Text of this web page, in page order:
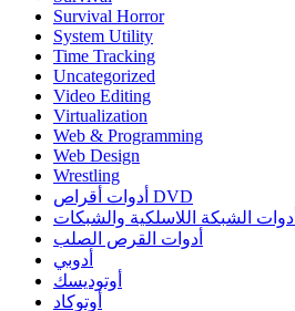
Survival Horror
System Utility
Time Tracking
Uncategorized
Video Editing
Virtualization
Web & Programming
Web Design
Wrestling
أدوات أقراص DVD
أدوات الشبكة اللاسلكية والشبكات
أدوات القرص الصلب
أدوبي
أوتوديسك
أوتوكاد